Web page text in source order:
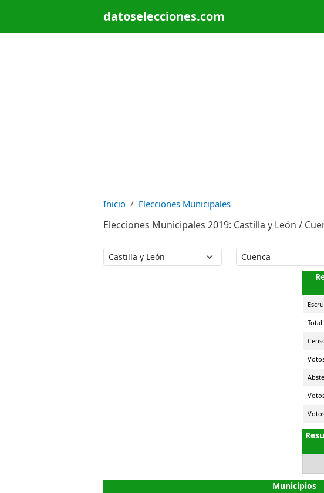
datoselecciones.com
Inicio Elecciones Municipales
Elecciones Municipales 2019: Castilla y León /
Total
Municipios